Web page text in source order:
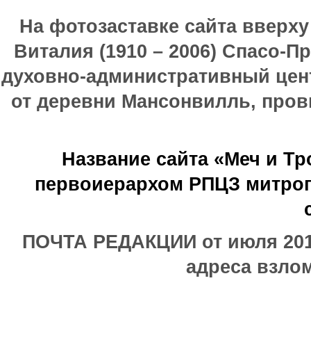
На фотозаставке сайта
Виталия (1910 – 2006) Спасо-
духовно-административный
от деревни Мансонвилль,
Название сайта «Меч и
первоиерархом РПЦЗ
ПОЧТА РЕДАКЦИИ от июля
адреса